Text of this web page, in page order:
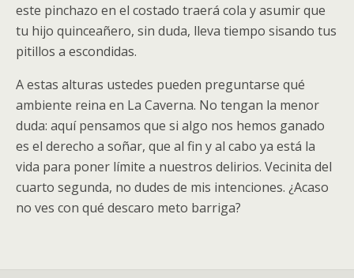
este pinchazo en el costado traerá cola y asumir que
tu hijo quinceañero, sin duda, lleva tiempo sisando tus
pitillos a escondidas.
A estas alturas ustedes pueden preguntarse qué
ambiente reina en La Caverna. No tengan la menor
duda: aquí pensamos que si algo nos hemos ganado
es el derecho a soñar, que al fin y al cabo ya está la
vida para poner límite a nuestros delirios. Vecinita del
cuarto segunda, no dudes de mis intenciones. ¿Acaso
no ves con qué descaro meto barriga?